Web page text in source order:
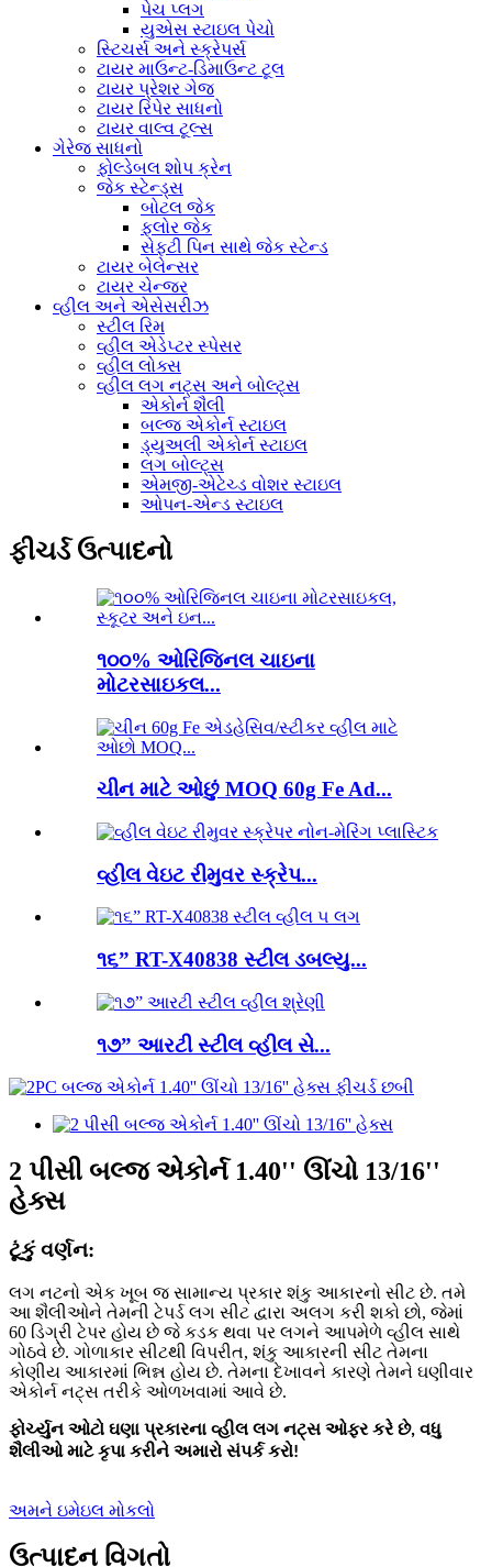
પેચ પ્લગ
યુએસ સ્ટાઇલ પેચો
સ્ટિચર્સ અને સ્ક્રેપર્સ
ટાયર માઉન્ટ-ડિમાઉન્ટ ટૂલ
ટાયર પ્રેશર ગેજ
ટાયર રિપેર સાધનો
ટાયર વાલ્વ ટૂલ્સ
ગેરેજ સાધનો
ફોલ્ડેબલ શોપ ક્રેન
જેક સ્ટેન્ડ્સ
બોટલ જેક
ફ્લોર જેક
સેફ્ટી પિન સાથે જેક સ્ટેન્ડ
ટાયર બેલેન્સર
ટાયર ચેન્જર
વ્હીલ અને એસેસરીઝ
સ્ટીલ રિમ
વ્હીલ એડેપ્ટર સ્પેસર
વ્હીલ લોક્સ
વ્હીલ લગ નટ્સ અને બોલ્ટ્સ
એકોર્ન શૈલી
બલ્જ એકોર્ન સ્ટાઇલ
ડ્યુઅલી એકોર્ન સ્ટાઇલ
લગ બોલ્ટ્સ
એમજી-એટેચ્ડ વોશર સ્ટાઇલ
ઓપન-એન્ડ સ્ટાઇલ
ફીચર્ડ ઉત્પાદનો
૧૦૦% ઓરિજિનલ ચાઇના
મોટરસાઇકલ...
ચીન માટે ઓછું MOQ 60g Fe Ad...
વ્હીલ વેઇટ રીમુવર સ્ક્રેપ...
૧૬” RT-X40838 સ્ટીલ ડબલ્યુ...
૧૭” આરટી સ્ટીલ વ્હીલ સે...
2 પીસી બલ્જ એકોર્ન 1.40'' ઊંચો 13/16''
હેક્સ
ટૂંકું વર્ણન:
લગ નટનો એક ખૂબ જ સામાન્ય પ્રકાર શંકુ આકારનો સીટ છે. તમે
આ શૈલીઓને તેમની ટેપર્ડ લગ સીટ દ્વારા અલગ કરી શકો છો, જેમાં
60 ડિગ્રી ટેપર હોય છે જે કડક થવા પર લગને આપમેળે વ્હીલ સાથે
ગોઠવે છે. ગોળાકાર સીટથી વિપરીત, શંકુ આકારની સીટ તેમના
કોણીય આકારમાં ભિન્ન હોય છે. તેમના દેખાવને કારણે તેમને ઘણીવાર
એકોર્ન નટ્સ તરીકે ઓળખવામાં આવે છે.
ફોર્ચ્યુન ઓટો ઘણા પ્રકારના વ્હીલ લગ નટ્સ ઓફર કરે છે, વધુ
શૈલીઓ માટે કૃપા કરીને અમારો સંપર્ક કરો!
અમને ઇમેઇલ મોકલો
ઉત્પાદન વિગતો